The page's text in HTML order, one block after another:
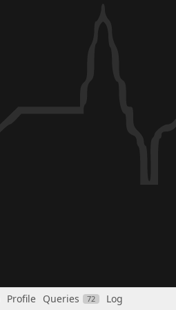
Profile Queries 72 Log